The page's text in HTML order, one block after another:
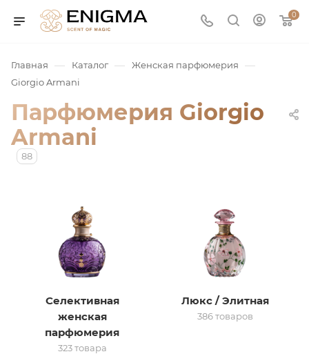
0
Главная — Каталог — Женская парфюмерия —
Giorgio Armani
Парфюмерия Giorgio
Armani
88
Селективная
женская
парфюмерия
323 товара
Люкс / Элитная
386 товаров